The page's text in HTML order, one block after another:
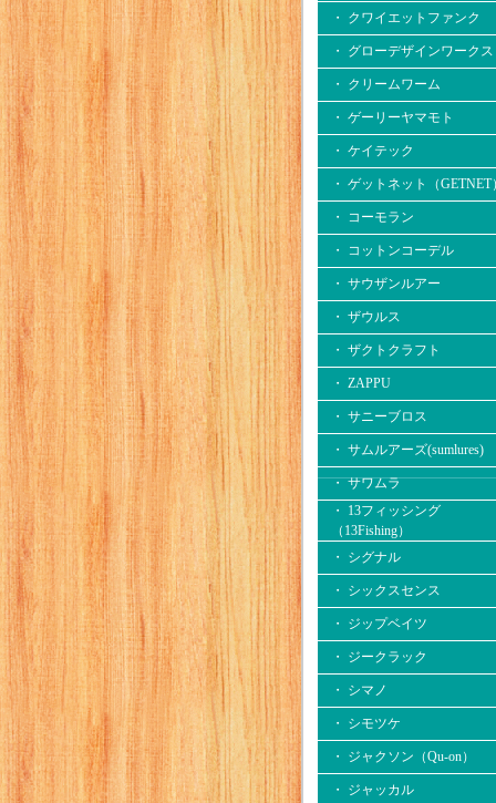
・ クワイエットファンク
・ グローデザインワークス
・ クリームワーム
・ ゲーリーヤマモト
・ ケイテック
・ ゲットネット（GETNET
・ コーモラン
・ コットンコーデル
・ サウザンルアー
・ ザウルス
・ ザクトクラフト
・ ZAPPU
・ サニーブロス
・ サムルアーズ(sumlures)
・ サワムラ
・ 13フィッシング
（13Fishing）
・ シグナル
・ シックスセンス
・ ジップベイツ
・ ジークラック
・ シマノ
・ シモツケ
・ ジャクソン（Qu-on）
・ ジャッカル